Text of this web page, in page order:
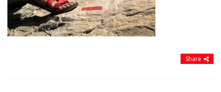
Share